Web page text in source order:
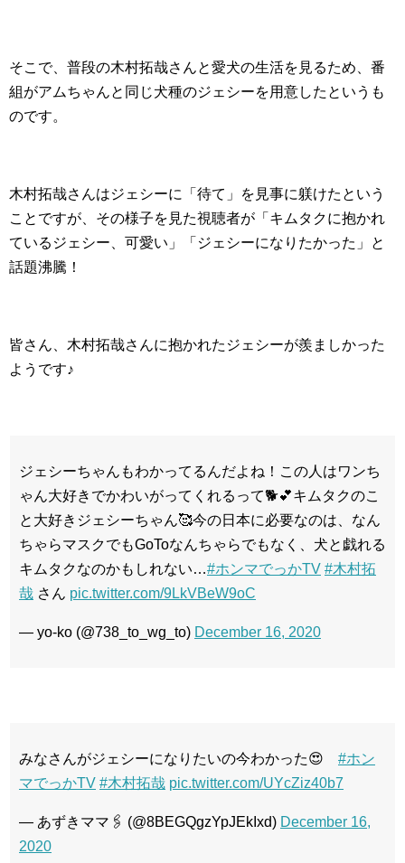
そこで、普段の木村拓哉さんと愛犬の生活を見るため、番
組がアムちゃんと同じ犬種のジェシーを用意したというも
のです。
木村拓哉さんはジェシーに「待て」を見事に躾けたという
ことですが、その様子を見た視聴者が「キムタクに抱かれ
ているジェシー、可愛い」「ジェシーになりたかった」と
話題沸騰！
皆さん、木村拓哉さんに抱かれたジェシーが羨ましかった
ようです♪
ジェシーちゃんもわかってるんだよね！この人はワンち
ゃん大好きでかわいがってくれるって🐕💕キムタクのこ
と大好きジェシーちゃん🥰今の日本に必要なのは、なん
ちゃらマスクでもGoToなんちゃらでもなく、犬と戯れる
キムタクなのかもしれない…#ホンマでっかTV #木村拓
哉 さん pic.twitter.com/9LkVBeW9oC
— yo-ko (@738_to_wg_to) December 16, 2020
みなさんがジェシーになりたいの今わかった😍 #ホン
マでっかTV #木村拓哉 pic.twitter.com/UYcZiz40b7
— あずきママ🖇 (@8BEGQgzYpJEkIxd) December 16,
2020